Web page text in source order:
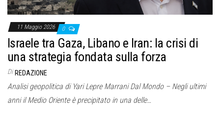
11 Maggio 2026 0
Israele tra Gaza, Libano e Iran: la crisi di
una strategia fondata sulla forza
Di REDAZIONE
Analisi geopolitica di Yari Lepre Marrani Dal Mondo – Negli ultimi
anni il Medio Oriente è precipitato in una delle…